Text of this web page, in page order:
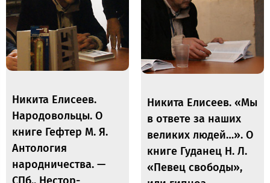
Никита Елисеев.
Народовольцы. О
книге Гефтер М. Я.
Антология
народничества. —
Никита Елисеев. «Мы
в ответе за наших
великих людей…». О
книге Гуданец Н. Л.
«Певец свободы»,